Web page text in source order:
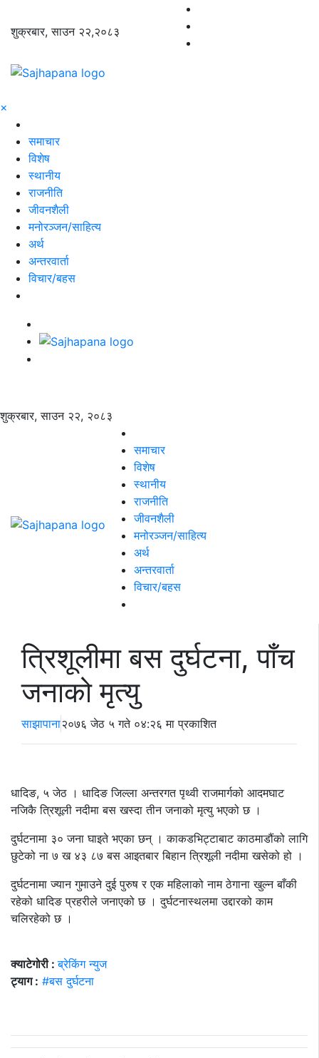
शुक्रबार, साउन २२,२०८३
×
समाचार
विशेष
स्थानीय
राजनीति
जीवनशैली
मनोरञ्जन/साहित्य
अर्थ
अन्तरवार्ता
विचार/बहस
शुक्रबार, साउन २२, २०८३
समाचार
विशेष
स्थानीय
राजनीति
जीवनशैली
मनोरञ्जन/साहित्य
अर्थ
अन्तरवार्ता
विचार/बहस
त्रिशूलीमा बस दुर्घटना, पाँच
जनाको मृत्यु
साझापाना२०७६ जेठ ५ गते ०४:२६ मा प्रकाशित
धादिङ, ५ जेठ । धादिङ जिल्ला अन्तरगत पृथ्वी राजमार्गको आदमघाट
नजिकै त्रिशूली नदीमा बस खस्दा तीन जनाको मृत्यु भएको छ ।
दुर्घटनामा ३० जना घाइते भएका छन् । काकडभिट्टाबाट काठमाडौंको लागि
छुटेको ना ७ ख ४३ ८७ बस आइतबार बिहान त्रिशूली नदीमा खसेको हो ।
दुर्घटनामा ज्यान गुमाउने दुई पुरुष र एक महिलाको नाम ठेगाना खुल्न बाँकी
रहेको धादिङ प्रहरीले जनाएको छ । दुर्घटनास्थलमा उद्दारको काम
चलिरहेको छ ।
क्याटेगोरी :ब्रेकिंग न्युज
ट्याग : #बस दुर्घटना